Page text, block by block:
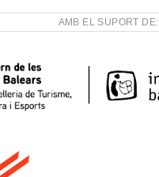
AMB EL SUPORT DE: